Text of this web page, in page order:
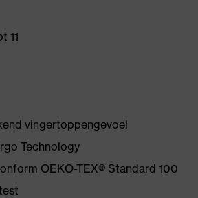
11
vingertoppengevoel
Technology
OEKO-TEX® Standard 100